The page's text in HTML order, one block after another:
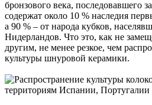
бронзового века, последовавшего
содержат около 10 % наследия
а 90 % – от народа кубков,
Нидерландов. Что это, как не
другим, не менее резкое, чем
культуры шнуровой керамики.